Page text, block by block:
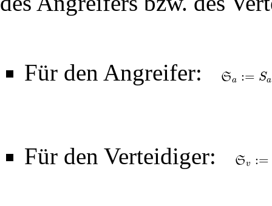
Für den Angreifer: Sa := Sa
:=Sa( 1+B a
Für den Verteidiger: Sv :=
:={S (1+